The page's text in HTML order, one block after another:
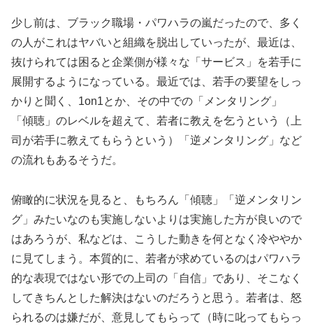
少し前は、ブラック職場・パワハラの嵐だったので、多く
の人がこれはヤバいと組織を脱出していったが、最近は、
抜けられては困ると企業側が様々な「サービス」を若手に
展開するようになっている。最近では、若手の要望をしっ
かりと聞く、1on1とか、その中での「メンタリング」
「傾聴」のレベルを超えて、若者に教えを乞うという（上
司が若手に教えてもらうという）「逆メンタリング」など
の流れもあるそうだ。
俯瞰的に状況を見ると、もちろん「傾聴」「逆メンタリン
グ」みたいなのも実施しないよりは実施した方が良いので
はあろうが、私などは、こうした動きを何となく冷ややか
に見てしまう。本質的に、若者が求めているのはパワハラ
的な表現ではない形での上司の「自信」であり、そこなく
してきちんとした解決はないのだろうと思う。若者は、怒
られるのは嫌だが、意見してもらって（時に叱ってもらっ